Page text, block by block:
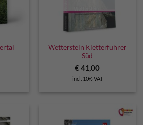
Wetterstein Kletterführer
Süd
€41,00
incl. 10% VAT